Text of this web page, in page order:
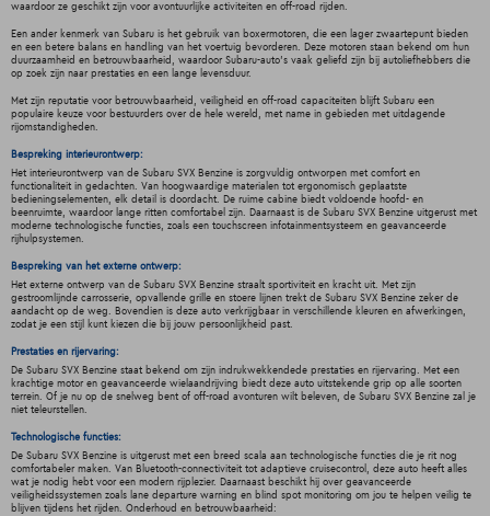
waardoor ze geschikt zijn voor avontuurlijke activiteiten en off-road rijden.
Een ander kenmerk van Subaru is het gebruik van boxermotoren, die een lager zwaartepunt bieden
en een betere balans en handling van het voertuig bevorderen. Deze motoren staan bekend om hun
duurzaamheid en betrouwbaarheid, waardoor Subaru-auto's vaak geliefd zijn bij autoliefhebbers die
op zoek zijn naar prestaties en een lange levensduur.
Met zijn reputatie voor betrouwbaarheid, veiligheid en off-road capaciteiten blijft Subaru een
populaire keuze voor bestuurders over de hele wereld, met name in gebieden met uitdagende
rijomstandigheden.
Bespreking interieurontwerp:
Het interieurontwerp van de Subaru SVX Benzine is zorgvuldig ontworpen met comfort en
functionaliteit in gedachten. Van hoogwaardige materialen tot ergonomisch geplaatste
bedieningselementen, elk detail is doordacht. De ruime cabine biedt voldoende hoofd- en
beenruimte, waardoor lange ritten comfortabel zijn. Daarnaast is de Subaru SVX Benzine uitgerust met
moderne technologische functies, zoals een touchscreen infotainmentsysteem en geavanceerde
rijhulpsystemen.
Bespreking van het externe ontwerp:
Het externe ontwerp van de Subaru SVX Benzine straalt sportiviteit en kracht uit. Met zijn
gestroomlijnde carrosserie, opvallende grille en stoere lijnen trekt de Subaru SVX Benzine zeker de
aandacht op de weg. Bovendien is deze auto verkrijgbaar in verschillende kleuren en afwerkingen,
zodat je een stijl kunt kiezen die bij jouw persoonlijkheid past.
Prestaties en rijervaring:
De Subaru SVX Benzine staat bekend om zijn indrukwekkendede prestaties en rijervaring. Met een
krachtige motor en geavanceerde wielaandrijving biedt deze auto uitstekende grip op alle soorten
terrein. Of je nu op de snelweg bent of off-road avonturen wilt beleven, de Subaru SVX Benzine zal je
niet teleurstellen.
Technologische functies:
De Subaru SVX Benzine is uitgerust met een breed scala aan technologische functies die je rit nog
comfortabeler maken. Van Bluetooth-connectiviteit tot adaptieve cruisecontrol, deze auto heeft alles
wat je nodig hebt voor een modern rijplezier. Daarnaast beschikt hij over geavanceerde
veiligheidssystemen zoals lane departure warning en blind spot monitoring om jou te helpen veilig te
blijven tijdens het rijden. Onderhoud en betrouwbaarheid: